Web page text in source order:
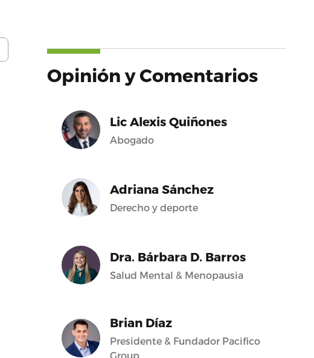
Opinión y Comentarios
Lic Alexis Quiñones
Abogado
Adriana Sánchez
Derecho y deporte
Dra. Bárbara D. Barros
Salud Mental & Menopausia
Brian Díaz
Presidente & Fundador Pacifico
Group